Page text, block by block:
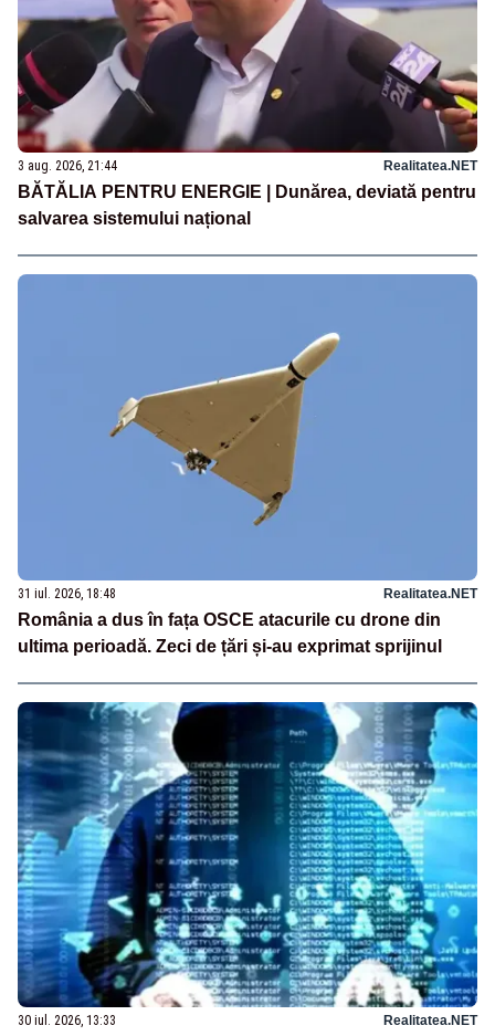
3 aug. 2026, 21:44 Realitatea.NET
BĂTĂLIA PENTRU ENERGIE | Dunărea, deviată pentru
salvarea sistemului național
31 iul. 2026, 18:48 Realitatea.NET
România a dus în fața OSCE atacurile cu drone din
ultima perioadă. Zeci de țări și-au exprimat sprijinul
30 iul. 2026, 13:33 Realitatea.NET